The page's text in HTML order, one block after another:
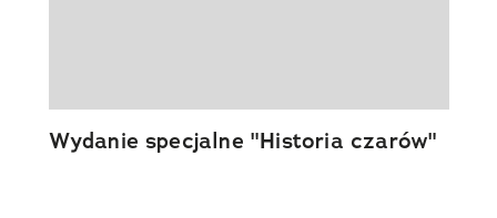
Wydanie specjalne "Historia czarów"